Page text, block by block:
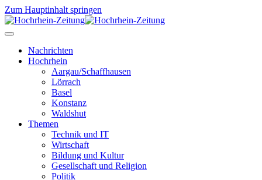
Zum Hauptinhalt springen
Nachrichten
Hochrhein
Aargau/Schaffhausen
Lörrach
Basel
Konstanz
Waldshut
Themen
Technik und IT
Wirtschaft
Bildung und Kultur
Gesellschaft und Religion
Politik